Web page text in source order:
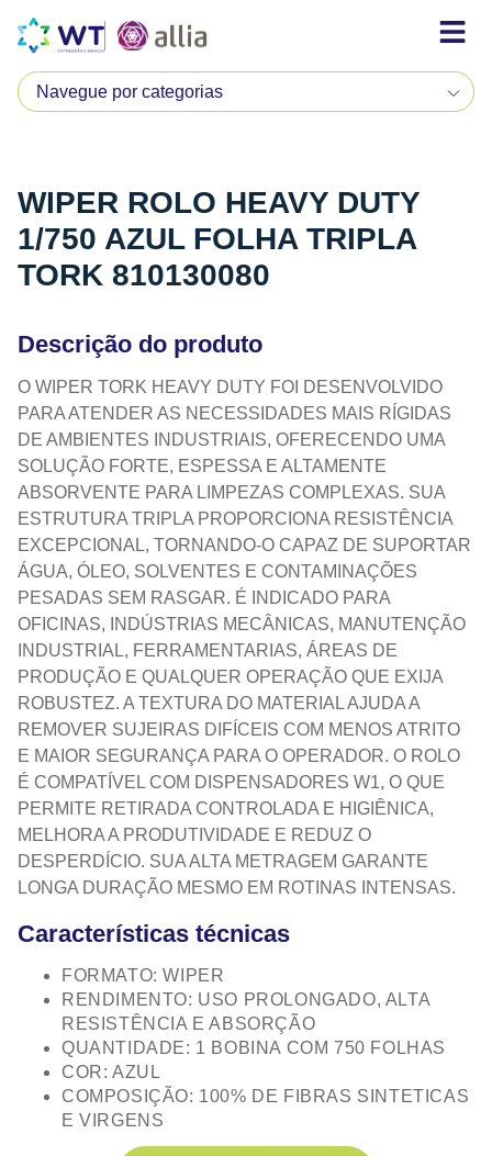
WIPER ROLO HEAVY DUTY
1/750 AZUL FOLHA TRIPLA
TORK 810130080
Descrição do produto
O WIPER TORK HEAVY DUTY FOI DESENVOLVIDO
PARA ATENDER AS NECESSIDADES MAIS RÍGIDAS
DE AMBIENTES INDUSTRIAIS, OFERECENDO UMA
SOLUÇÃO FORTE, ESPESSA E ALTAMENTE
ABSORVENTE PARA LIMPEZAS COMPLEXAS. SUA
ESTRUTURA TRIPLA PROPORCIONA RESISTÊNCIA
EXCEPCIONAL, TORNANDO-O CAPAZ DE SUPORTAR
ÁGUA, ÓLEO, SOLVENTES E CONTAMINAÇÕES
PESADAS SEM RASGAR. É INDICADO PARA
OFICINAS, INDÚSTRIAS MECÂNICAS, MANUTENÇÃO
INDUSTRIAL, FERRAMENTARIAS, ÁREAS DE
PRODUÇÃO E QUALQUER OPERAÇÃO QUE EXIJA
ROBUSTEZ. A TEXTURA DO MATERIAL AJUDA A
REMOVER SUJEIRAS DIFÍCEIS COM MENOS ATRITO
E MAIOR SEGURANÇA PARA O OPERADOR. O ROLO
É COMPATÍVEL COM DISPENSADORES W1, O QUE
PERMITE RETIRADA CONTROLADA E HIGIÊNICA,
MELHORA A PRODUTIVIDADE E REDUZ O
DESPERDÍCIO. SUA ALTA METRAGEM GARANTE
LONGA DURAÇÃO MESMO EM ROTINAS INTENSAS.
Características técnicas
FORMATO: WIPER
RENDIMENTO: USO PROLONGADO, ALTA
RESISTÊNCIA E ABSORÇÃO
QUANTIDADE: 1 BOBINA COM 750 FOLHAS
COR: AZUL
COMPOSIÇÃO: 100% DE FIBRAS SINTETICAS
E VIRGENS